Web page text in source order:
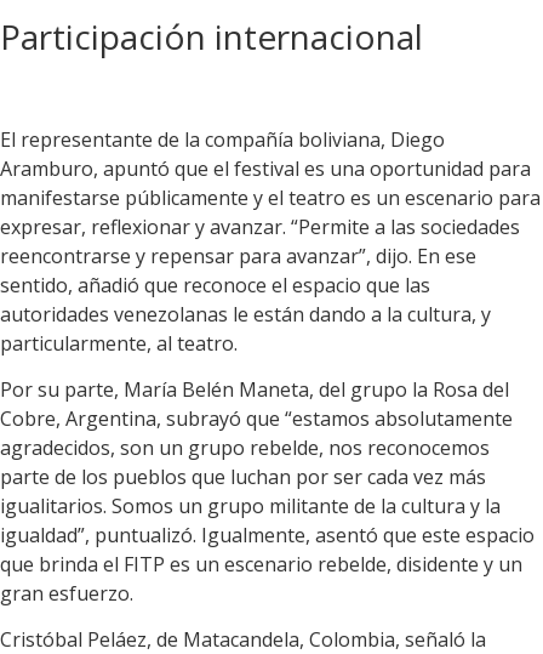
Participación internacional
El representante de la compañía boliviana, Diego
Aramburo, apuntó que el festival es una oportunidad para
manifestarse públicamente y el teatro es un escenario para
expresar, reflexionar y avanzar. “Permite a las sociedades
reencontrarse y repensar para avanzar”, dijo. En ese
sentido, añadió que reconoce el espacio que las
autoridades venezolanas le están dando a la cultura, y
particularmente, al teatro.
Por su parte, María Belén Maneta, del grupo la Rosa del
Cobre, Argentina, subrayó que “estamos absolutamente
agradecidos, son un grupo rebelde, nos reconocemos
parte de los pueblos que luchan por ser cada vez más
igualitarios. Somos un grupo militante de la cultura y la
igualdad”, puntualizó. Igualmente, asentó que este espacio
que brinda el FITP es un escenario rebelde, disidente y un
gran esfuerzo.
Cristóbal Peláez, de Matacandela, Colombia, señaló la